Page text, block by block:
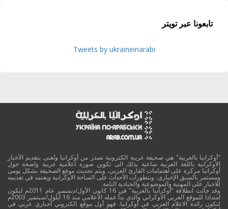
تابعونا عبر تويتر
Tweets by ukraineinarabi
"أوكرانيا بالعربية" هي صحيفة عربية الكترونية تصدر من أوكرانيا وتُعنى بتقديم الأخبار
الأوكرانية باللغة العربية ساعية بذلك الى تكوين صورة اعلامية عربية واضحة حول
أوكرانيا مركزة على اهتمامات القارئ العربي، ويتم تحديث موقع الصحيفة بشكل يومي
ومستمر بالسبق الإخباري، وبتطورات الأحداث على الساحة الأوكرانية ويعتمد في تقديمه
للاخبار على المهنية والموضوعية والحيادية التامة.
وقد جائت انطلاقة "أوكرانيا بالعربية" في 16 كانون الأول/ديسمبر عام 2011م لتكون
امتدادا للموقع العربي الاوكراني والذي بدأ عمله الاعلامي منذ 16 أيلول/سبتمبر 2003م
لتكون رائدة الاعلام العربي في أوكرانيا. فهو أول موقع الكتروني أخباري عربي في